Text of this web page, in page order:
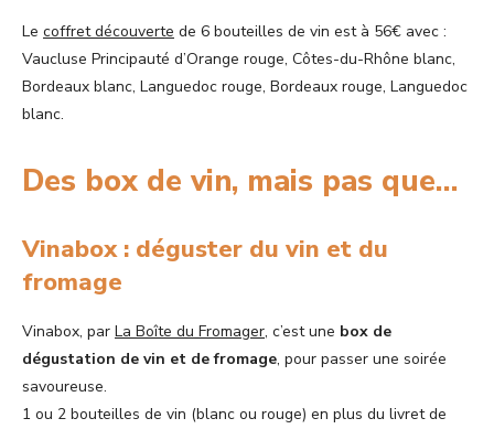
Le coffret découverte de 6 bouteilles de vin est à 56€ avec :
Vaucluse Principauté d’Orange rouge, Côtes-du-Rhône blanc,
Bordeaux blanc, Languedoc rouge, Bordeaux rouge, Languedoc
blanc.
Des box de vin, mais pas que…
Vinabox : déguster du vin et du
fromage
Vinabox, par La Boîte du Fromager, c’est une box de
dégustation de vin et de fromage, pour passer une soirée
savoureuse.
1 ou 2 bouteilles de vin (blanc ou rouge) en plus du livret de